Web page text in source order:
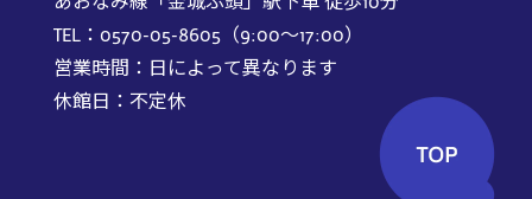
TEL：0570-05-8605（9:00～17:00）
営業時間：日によって異なります
休館日：不定休